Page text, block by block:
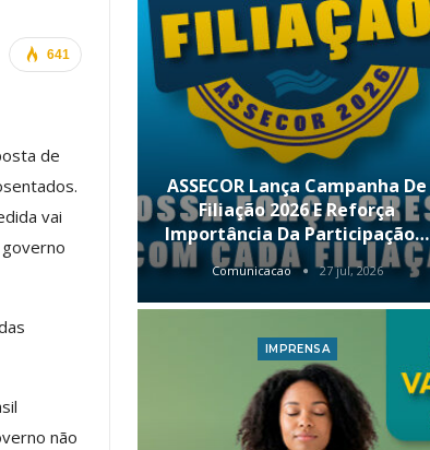
641
de
vai
não
A
Do…
ASSECOR Lança Campanha De
Filiação 2026 E Reforça
Importância Da Participação…
Comunicacao 27 jul, 2026
IMPRENSA